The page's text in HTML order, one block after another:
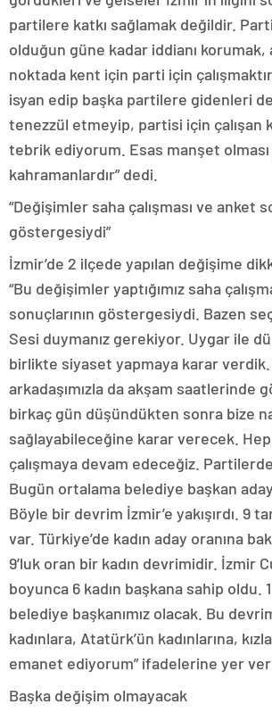
partilere katkı sağlamak değildir.
olduğun güne kadar iddianı korumak,
noktada kent için parti için
isyan edip başka partilere gidenleri
tenezzül etmeyip, partisi için çalışan
tebrik ediyorum. Esas manşet
kahramanlardır” dedi.
“Değişimler saha çalışması ve anket
göstergesiydi”
İzmir’de 2 ilçede yapılan değişime
“Bu değişimler yaptığımız saha
sonuçlarının göstergesiydi. Bazen
Sesi duymanız gerekiyor. Uygar ile
birlikte siyaset yapmaya karar
arkadaşımızla da akşam saatlerinde
birkaç gün düşündükten sonra bize
sağlayabileceğine karar verecek.
çalışmaya devam edeceğiz.
Bugün ortalama belediye başkan
Böyle bir devrim İzmir’e yakışırdı. 9
var. Türkiye’de kadın aday oranına
9’luk oran bir kadın devrimidir. İzmir
boyunca 6 kadın başkana sahip oldu. 1
belediye başkanımız olacak. Bu
kadınlara, Atatürk’ün kadınlarına,
emanet ediyorum” ifadelerine yer
Başka değişim olmayacak